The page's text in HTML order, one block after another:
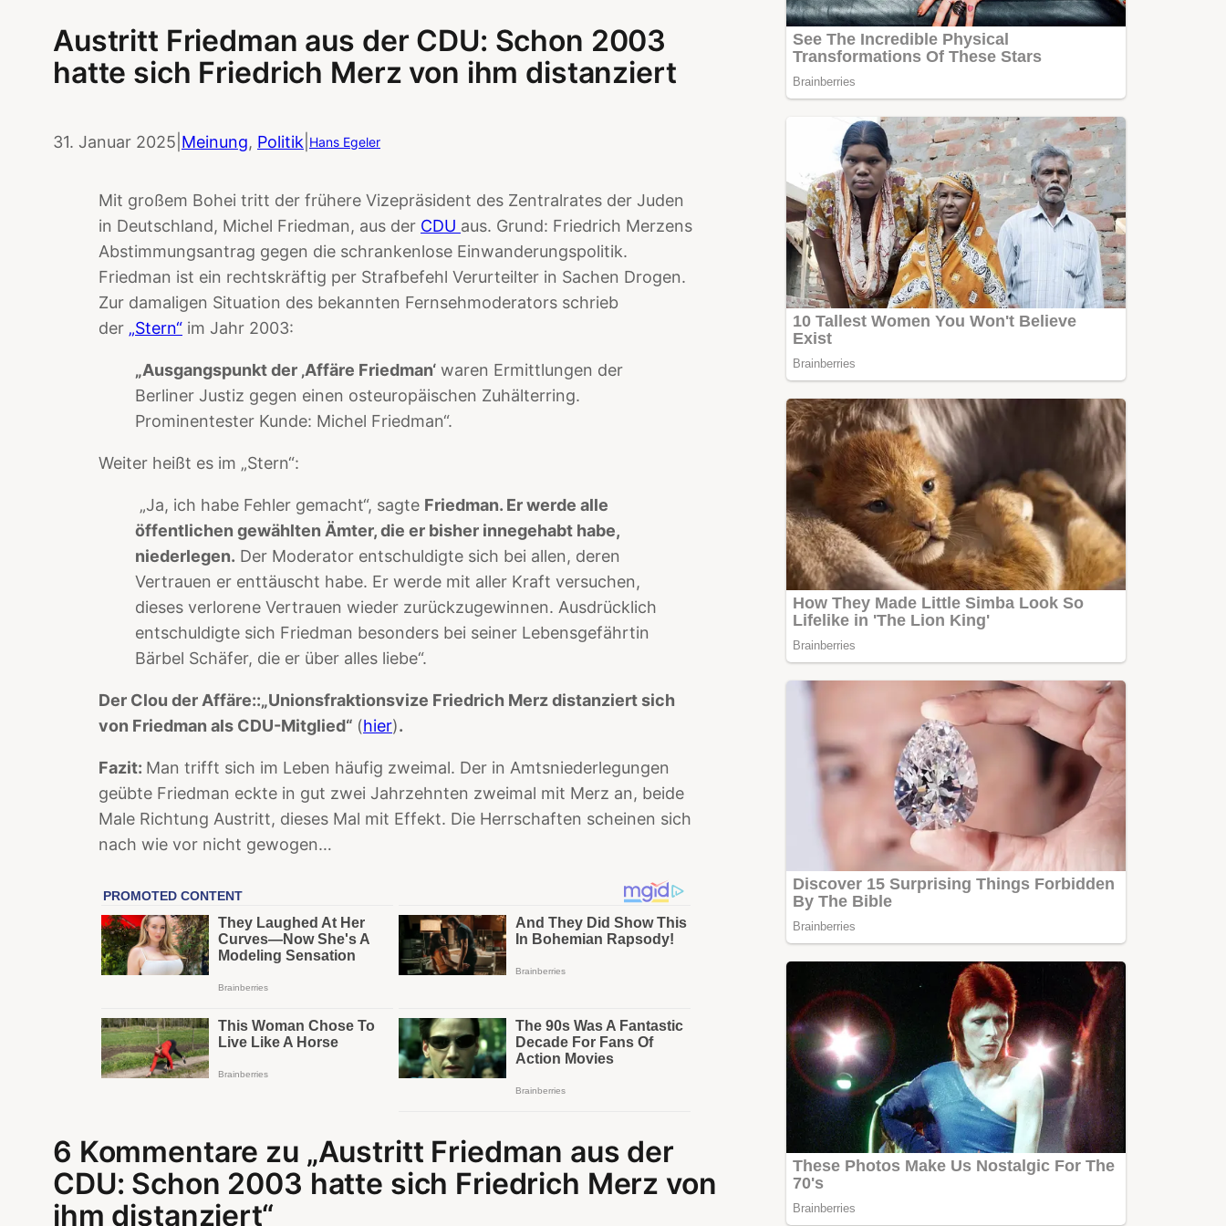
Austritt Friedman aus der CDU: Schon 2003
hatte sich Friedrich Merz von ihm distanziert
31. Januar 2025 Meinung, Politik Hans Egeler
Mit großem Bohei tritt der frühere Vizepräsident des Zentralrates der Juden
in Deutschland, Michel Friedman, aus der CDU aus. Grund: Friedrich Merzens
Abstimmungsantrag gegen die schrankenlose Einwanderungspolitik.
Friedman ist ein rechtskräftig per Strafbefehl Verurteilter in Sachen Drogen.
Zur damaligen Situation des bekannten Fernsehmoderators schrieb
der „Stern“ im Jahr 2003:
„Ausgangspunkt der ‚Affäre Friedman‘ waren Ermittlungen der
Berliner Justiz gegen einen osteuropäischen Zuhälterring.
Prominentester Kunde: Michel Friedman“.
Weiter heißt es im „Stern“:
„Ja, ich habe Fehler gemacht“, sagte Friedman. Er werde alle
öffentlichen gewählten Ämter, die er bisher innegehabt habe,
niederlegen. Der Moderator entschuldigte sich bei allen, deren
Vertrauen er enttäuscht habe. Er werde mit aller Kraft versuchen,
dieses verlorene Vertrauen wieder zurückzugewinnen. Ausdrücklich
entschuldigte sich Friedman besonders bei seiner Lebensgefährtin
Bärbel Schäfer, die er über alles liebe“.
Der Clou der Affäre::„Unionsfraktionsvize Friedrich Merz distanziert sich
von Friedman als CDU-Mitglied“ (hier).
Fazit: Man trifft sich im Leben häufig zweimal. Der in Amtsniederlegungen
geübte Friedman eckte in gut zwei Jahrzehnten zweimal mit Merz an, beide
Male Richtung Austritt, dieses Mal mit Effekt. Die Herrschaften scheinen sich
nach wie vor nicht gewogen…
6 Kommentare zu „Austritt Friedman aus der
CDU: Schon 2003 hatte sich Friedrich Merz von
ihm distanziert“